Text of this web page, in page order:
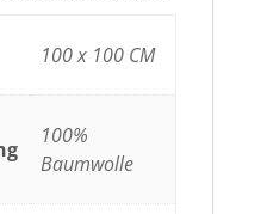
100 x 100 CM
100%
Baumwolle